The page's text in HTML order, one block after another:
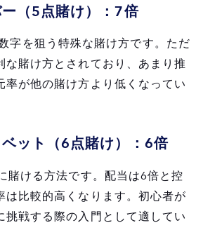
（5点賭け）：7倍
字を狙う特殊な賭け方です。ただ
な賭け方とされており、あまり推
率が他の賭け方より低くなってい
ット（6点賭け）：6倍
賭ける方法です。配当は6倍と控
は比較的高くなります。初心者が
挑戦する際の入門として適してい